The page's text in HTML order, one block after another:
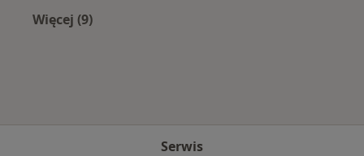
Więcej (9)
Serwis